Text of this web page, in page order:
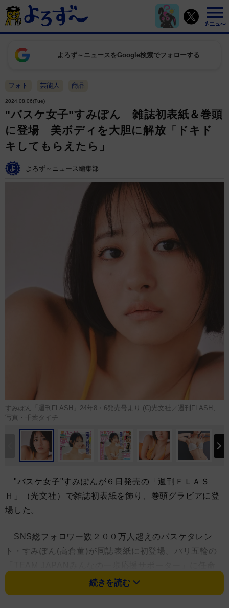
よろず～ニュースをGoogle検索でフォローする
フォト 芸能人 商品
2024.08.06(Tue)
"バスケ女子"すみぽん 雑誌初表紙＆巻頭
に登場 美ボディを大胆に解放「ドキド
キしてもらえたら」
よろず～ニュース編集部
すみぽん「週刊FLASH」24年8・6発売号より (C)光文社／週刊FLASH、
写真・千葉タイチ
"バスケ女子"すみぽんが６日発売の「週刊ＦＬＡＳ
Ｈ」（光文社）で雑誌初表紙を飾り、巻頭グラビアに登
場した。
SNS総フォロワー数２００万人超えのバスケタレン
ト・すみぽん(高倉菫)が同誌表紙に初登場。パリ五輪の
され、現地で声援を送ったすみぽんが今回、初めての雑
誌表紙を飾った。グラビアではバスケで鍛えた美ボディ
続きを読む